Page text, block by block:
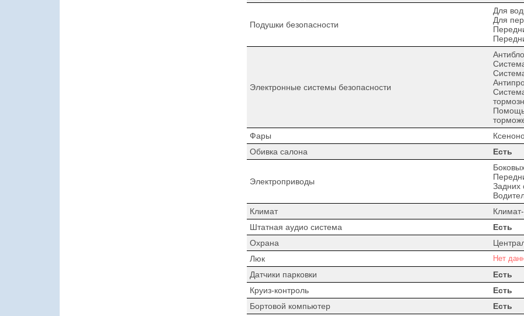
Подушки безопасности
Для
Для
Электронные системы безопасности
Помощь
Фары
Обивка салона
Есть
Электроприводы
Задних
Климат
Штатная аудио система
Есть
Охрана
Люк
Нет
Датчики парковки
Есть
Круиз-контроль
Есть
Бортовой компьютер
Есть